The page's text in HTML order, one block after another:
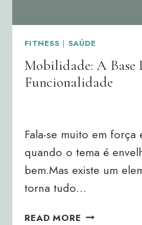
FITNESS | SAÚDE
Mobilidade: A Base
Funcionalidade
Fala-se muito em
quando o tema é
bem.Mas existe um
torna tudo…
READ MORE MOBILIDADE: